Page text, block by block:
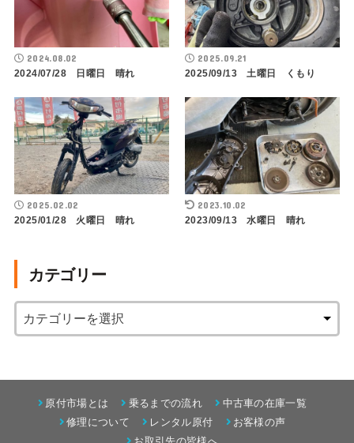
2024.08.02
2024/07/28 日曜日 晴れ
2025.09.21
2025/09/13 土曜日 くもり
2025.02.02
2025/01/28 火曜日 晴れ
2023.10.02
2023/09/13 水曜日 晴れ
カテゴリー
原付市場とは 乗るまでの流れ
中古車の在庫一覧
修理について
レンタル原付
お客様の声